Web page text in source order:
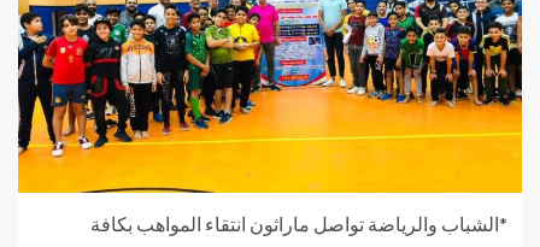
*الشباب والرياضة تواصل ماراثون انتقاء المواهب بكافة